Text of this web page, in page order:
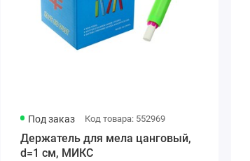
Под заказ Код товара: 552969
Держатель для мела цанговый,
d=1 см, МИКС